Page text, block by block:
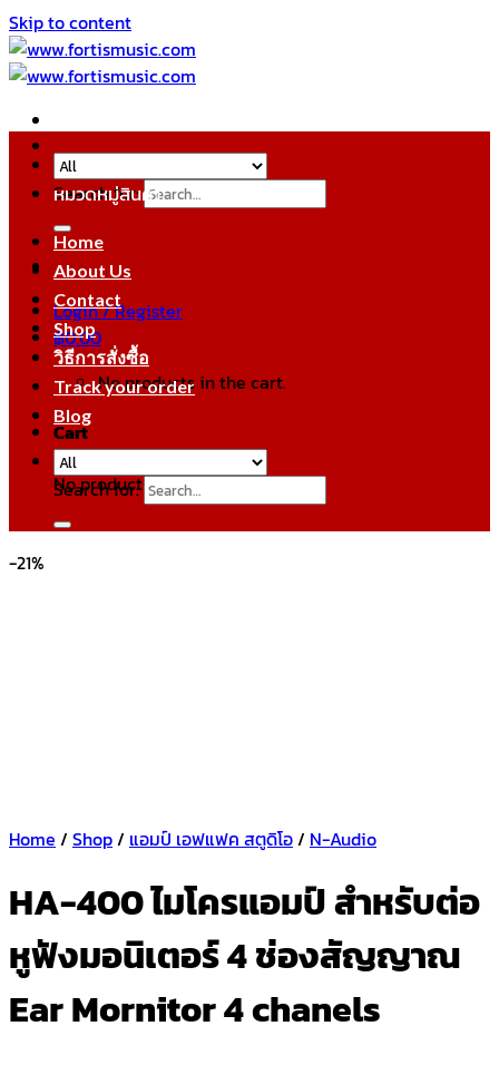
Skip to content
Search for:
Login / Register
฿0.00
No products in the cart.
Cart
No products in the cart.
หมวดหมู่สินค้า
Home
About Us
Contact
Shop
วิธีการสั่งซื้อ
Track your order
Blog
Search for:
-21%
Home / Shop/ แอมป์ เอฟแฟค สตูดิโอ/ N-Audio
HA-400 ไมโครแอมป์ สำหรับต่อ
หูฟังมอนิเตอร์ 4 ช่องสัญญาณ
Ear Mornitor 4 chanels